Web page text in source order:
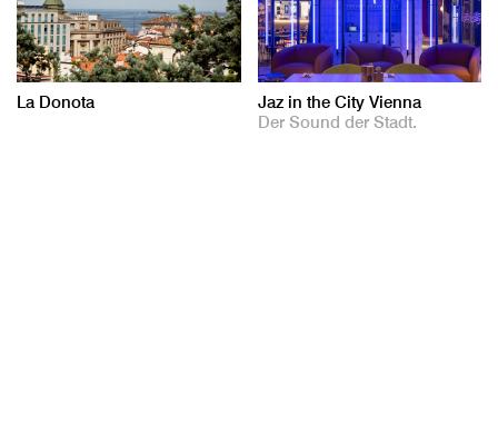
La Donota
Jaz in the City Vienna
Der Sound der Stadt.